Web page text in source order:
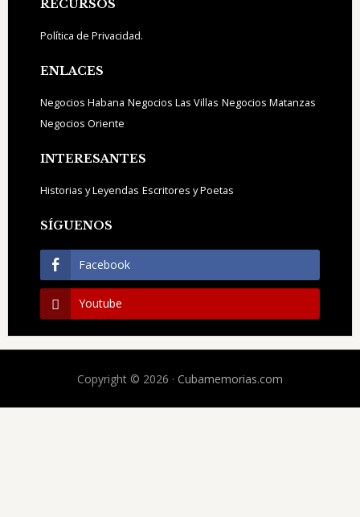
Footer
RECURSOS
Política de Privacidad.
ENLACES
Negocios Habana Negocios Las Villas Negocios Matanzas
Negocios Oriente
INTERESANTES
Historias y Leyendas Escritores y Poetas
SÍGUENOS
Facebook
Youtube
Copyright © 2026 · Cubamemorias.com